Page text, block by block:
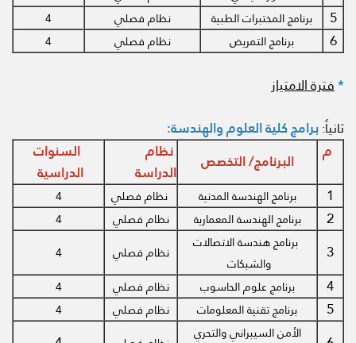
5 برنامج المختبرات الطبية نظام فصلي 4
6 برنامج التمريض نظام فصلي 4
*فترة الامتياز
ثانياً:برامج كلية العلوم والهندسة:
م
البرنامج/ التخصص
نظام
الدراسة
السنوات
الدراسية
1 برنامج الهندسة المدنية نظام فصلي 4
2 برنامج الهندسة المعمارية نظام فصلي 4
3
برنامج هندسة الاتصالات
والشبكات
نظام فصلي 4
4 برنامج علوم الحاسوب نظام فصلي 4
5 برنامج تقنية المعلومات نظام فصلي 4
الأمن السيبراني والتحري